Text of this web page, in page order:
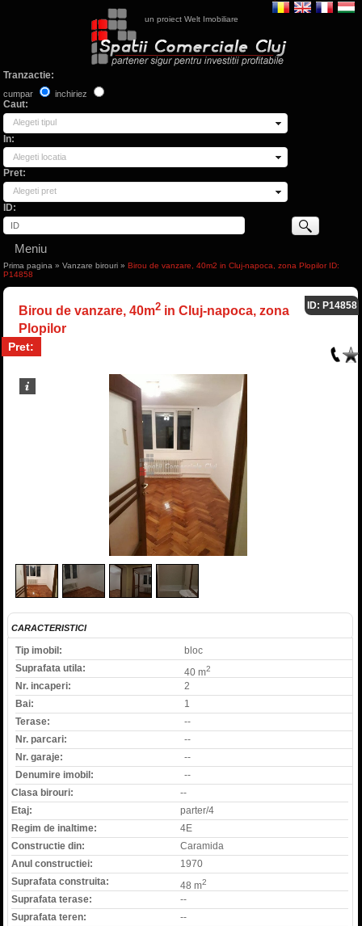
un proiect Welt Imobiliare
Tranzactie:
cumpar inchiriez
Caut:
Alegeti tipul
In:
Alegeti locatia
Pret:
Alegeti pret
ID:
Meniu
Prima pagina »Vanzare birouri » Birou de vanzare, 40m2 in Cluj-napoca, zona Plopilor ID:
P14858
Birou de vanzare, 40m2in Cluj-napoca, zona
Plopilor
Pret:
ID: P14858
CARACTERISTICI
Tip imobil:
bloc
Suprafata utila:
40 m2
Nr. incaperi:
2
Bai:
1
Terase:
--
Nr. parcari:
--
Nr. garaje:
--
Denumire imobil:
--
Clasa birouri:
--
Etaj:
parter/4
Regim de inaltime:
4E
Constructie din:
Caramida
Anul constructiei:
1970
Suprafata construita:
48 m2
Suprafata terase:
--
Suprafata teren:
--